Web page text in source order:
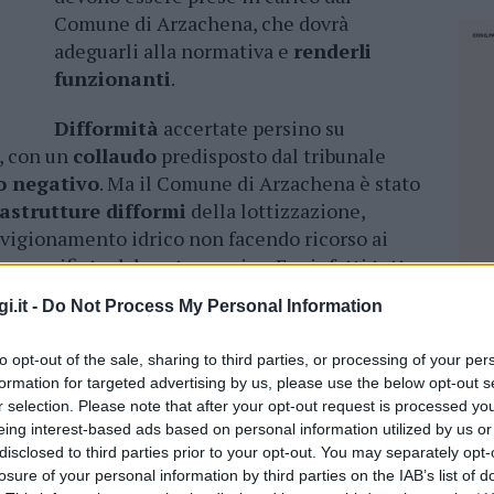
- Do Not Process My Personal Information
opt-out of the sale, sharing to third parties, or processing of your
for targeted advertising by us, please use the below opt-out
selection. Please note that after your opt-out request is processed
interest-based ads based on personal information utilized by us
to third parties prior to your opt-out. You may separately
of your personal information by third parties on the IAB’s list of
Comune di Arzachena, che dovrà
adeguarli alla normativa e renderli
funzionanti.
Difformità accertate persino su
con un collaudo predisposto dal tribunale
negativo. Ma il Comune di Arzachena è stato
difformi della lottizzazione,
idrico non facendo ricorso ai
un rifiuto dal gestore unico. Era infatti tutto
dal comune nel 1977.
in Costa Smeralda: ville a Cala del
Comune di Arzachena avverso la sentenza
un procedimento, secondo quanto riportato
di uno degli abitanti del posto. È